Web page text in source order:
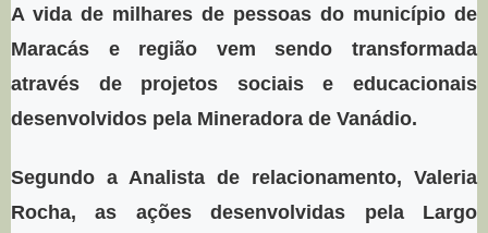
A vida de milhares de pessoas do município de
Maracás e região vem sendo transformada
através de projetos sociais e educacionais
desenvolvidos pela Mineradora de Vanádio.
Segundo a Analista de relacionamento, Valeria
Rocha, as ações desenvolvidas pela Largo